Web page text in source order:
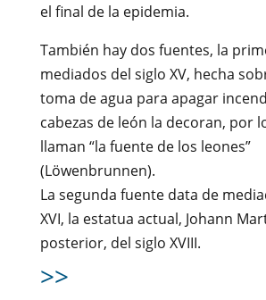
el final de la epidemia.
También hay dos fuentes, la
mediados del siglo XV, hecha
toma de agua para apagar
cabezas de león la decoran, por
llaman “la fuente de los leones”
(Löwenbrunnen).
La segunda fuente data de
XVI, la estatua actual, Johann
posterior, del siglo XVIII.
>>